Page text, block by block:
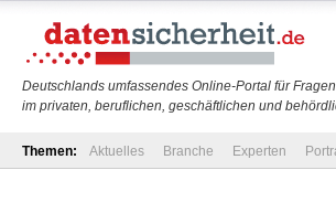
Deutschlands umfassendes Online-Portal für
im privaten, beruflichen, geschäftlichen und
Themen: Aktuelles Branche Experten